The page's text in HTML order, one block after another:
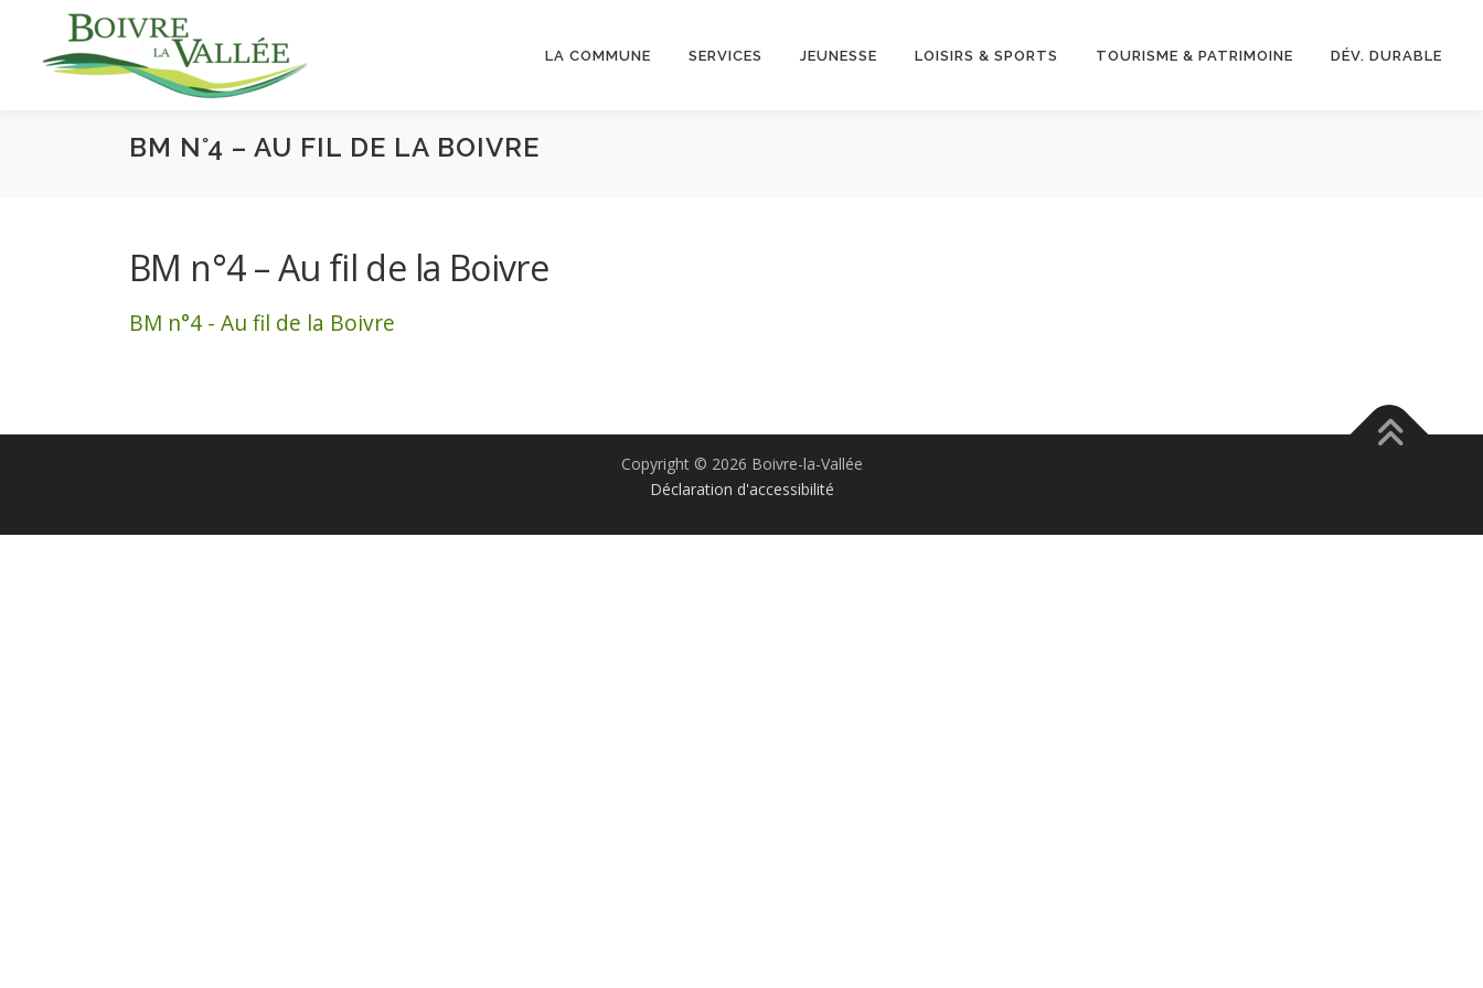
contenu
LA COMMUNE SERVICES JEUNESSE LOISIRS & SPORTS TOURISME & PATRIMOINE DÉV. DURABLE
BM N°4 – AU FIL DE LA BOIVRE
BM n°4 – Au fil de la Boivre
BM n°4 - Au fil de la Boivre
Copyright © 2026 Boivre-la-Vallée
Déclaration d'accessibilité